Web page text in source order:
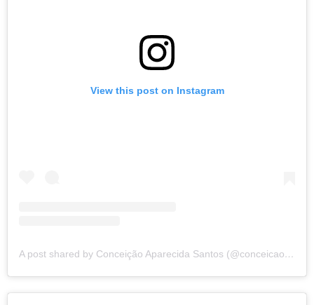
View this post on Instagram
A post shared by Conceição Aparecida Santos (@conceicao.a.santos)